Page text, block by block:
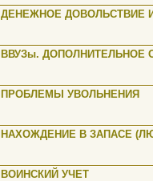
ДЕНЕЖНОЕ ДОВОЛЬСТВИЕ
ВВУЗы. ДОПОЛНИТЕЛЬНОЕ
ПРОБЛЕМЫ УВОЛЬНЕНИЯ
НАХОЖДЕНИЕ В ЗАПАСЕ
ВОИНСКИЙ УЧЕТ